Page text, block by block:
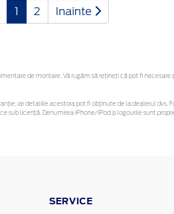
1 2 Inainte
de montare. Vă rugăm să rețineți că pot fi
iar detaliile acestora pot fi obținute de la dealerul dvs.
sub licență. Denumirea iPhone/iPod și logourile sunt
SERVICE